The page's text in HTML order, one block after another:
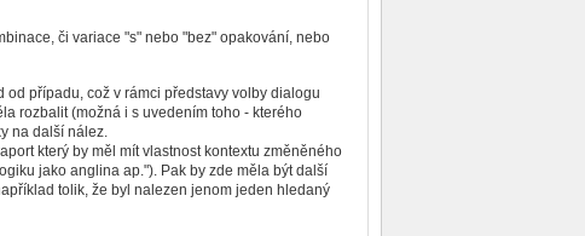
či variace "s" nebo "bez" opakování, nebo
případu, což v rámci představy volby dialogu
rozbalit (možná i s uvedením toho - kterého
na další nález.
který by měl mít vlastnost kontextu změněného
jako anglina ap."). Pak by zde měla být další
tolik, že byl nalezen jenom jeden hledaný